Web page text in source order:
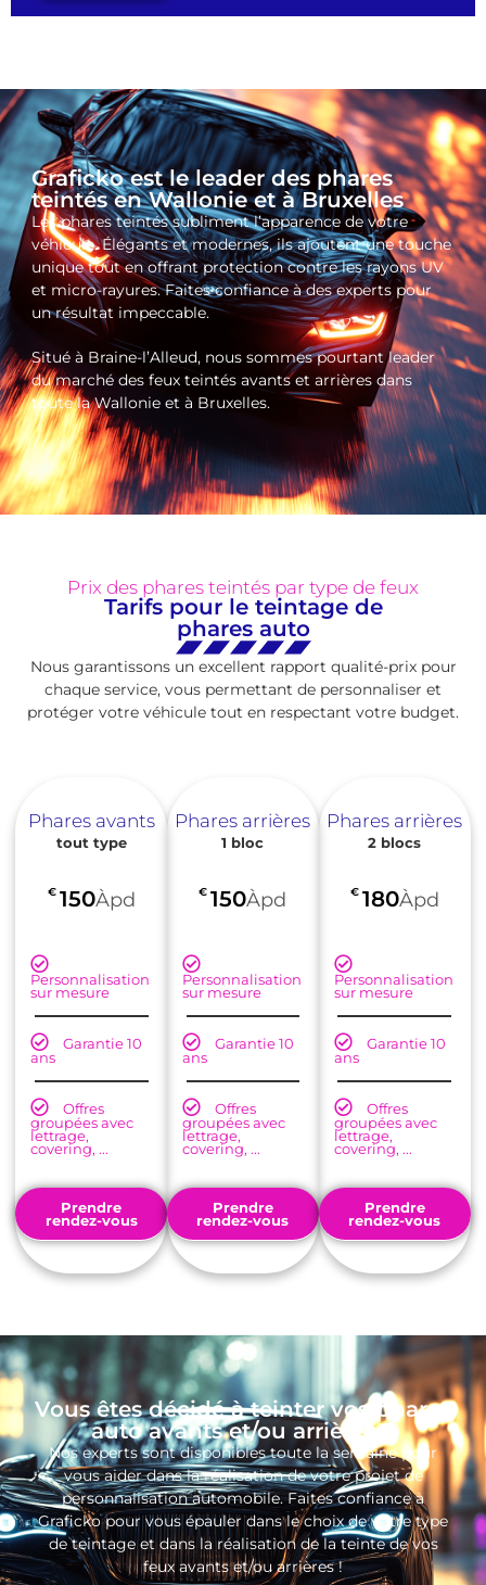
Graficko est le leader des phares
teintés en Wallonie et à Bruxelles
Les phares teintés subliment l’apparence de votre
véhicule. Élégants et modernes, ils ajoutent une touche
unique tout en offrant protection contre les rayons UV
et micro-rayures. Faites confiance à des experts pour
un résultat impeccable.
Situé à Braine-l’Alleud, nous sommes pourtant leader
du marché des feux teintés avants et arrières dans
toute la Wallonie et à Bruxelles.
Prix des phares teintés par type de feux
Tarifs pour le teintage de
phares auto
Nous garantissons un excellent rapport qualité-prix pour
chaque service, vous permettant de personnaliser et
protéger votre véhicule tout en respectant votre budget.
Phares avants
tout type
€ 150Àpd
Personnalisation
sur mesure
Garantie 10
ans
Offres
groupées avec
lettrage,
covering, ...
Prendre
rendez-vous
Phares arrières
1 bloc
€ 150Àpd
Personnalisation
sur mesure
Garantie 10
ans
Offres
groupées avec
lettrage,
covering, ...
Prendre
rendez-vous
Phares arrières
2 blocs
€ 180Àpd
Personnalisation
sur mesure
Garantie 10
ans
Offres
groupées avec
lettrage,
covering, ...
Prendre
rendez-vous
Vous êtes décidé à teinter vos phares
auto avants et/ou arrières ?
Nos experts sont disponibles toute la semaine pour
vous aider dans la réalisation de votre projet de
personnalisation automobile. Faites confiance à
Graficko pour vous épauler dans le choix de votre type
de teintage et dans la réalisation de la teinte de vos
feux avants et/ou arrières !